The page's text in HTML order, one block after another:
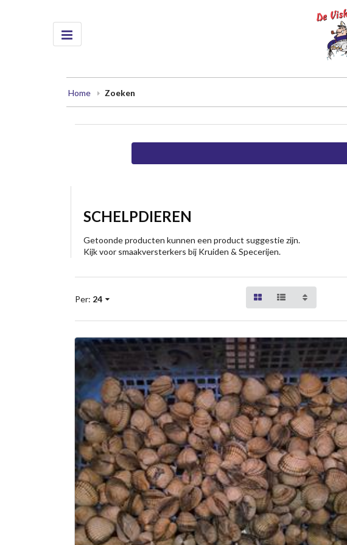
Home Zoeken
SCHELPDIEREN
Getoonde producten kunnen een product suggestie zijn.
Kijk voor smaakversterkers bij Kruiden & Specerijen.
Per: 24